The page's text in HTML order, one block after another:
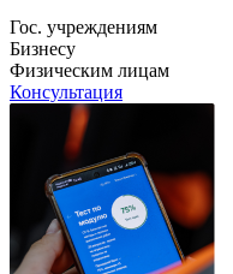
Гос. учреждениям
Бизнесу
Физическим лицам
Консультация